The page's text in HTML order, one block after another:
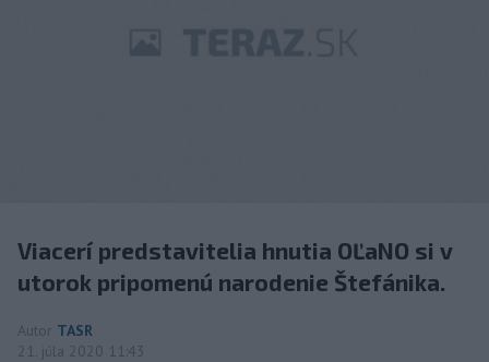
Viacerí predstavitelia hnutia OĽaNO si v
utorok pripomenú narodenie Štefánika.
Autor TASR
21. júla 2020 11:43